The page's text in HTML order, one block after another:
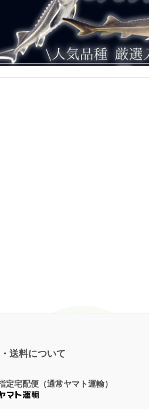
送料について
定宅配便（通常ヤマト運輸）